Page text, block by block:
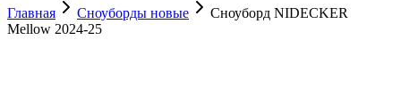
Главная Сноуборды новые
Сноуборд NIDECKER
Mellow 2024-25